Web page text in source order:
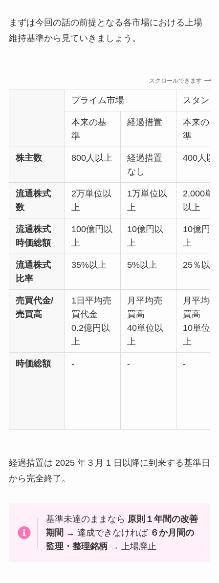
まずは今回の話の前提となる各市場における上場
維持基準から見ていきましょう。
スクロールできます
プライム市場 スタン
本来の基
準
経過措置
本来の基
準
株主数 800人以上
経過措置
なし
400人以
流通株式
数
2万単位以
上
1万単位以
上
2,000単
以上
流通株式
時価総額
100億円以
上
10億円以
上
10億円以
上
流通株式
比率
35%以上 5%以上 25％以上
売買代金/
売買高
1日平均売
買代金
0.2億円以
上
月平均売
買高
40単位以
上
月平均売
買高
10単位以
上
時価総額 - - -
経過措置は 2025 年３月 1 日以降に到来する基準日
から完全終了。
基準未達のままなら 原則１年間の改善
期間 → 達成できなければ ６か月間の
監理・整理銘柄 → 上場廃止